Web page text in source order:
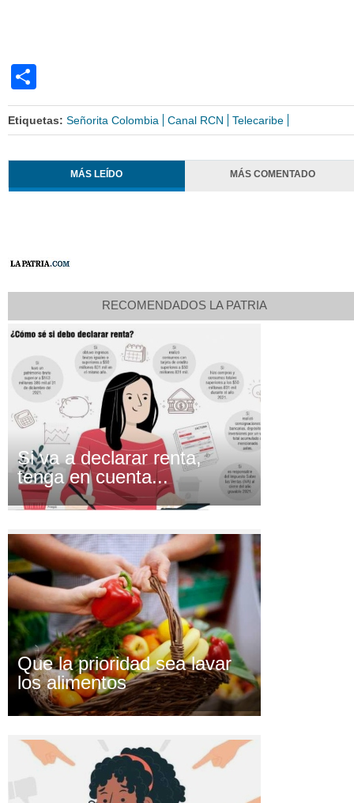
Etiquetas: Señorita Colombia Canal RCN Telecaribe
MÁS LEÍDO MÁS COMENTADO
RECOMENDADOS LA PATRIA
Si va a declarar renta,
tenga en cuenta...
Que la prioridad sea lavar
los alimentos